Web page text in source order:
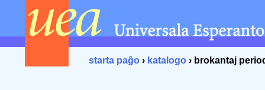
starta paĝo › katalogo › brokantaj